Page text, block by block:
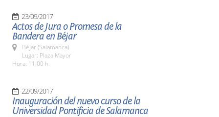
23/09/2017
Actos de Jura o Promesa de la
Bandera en Béjar
Béjar (Salamanca)
Lugar: Plaza Mayor
Hora: 11:00 h.
22/09/2017
Inauguración del nuevo curso de la
Universidad Pontificia de Salamanca